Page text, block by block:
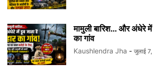
मामुली बारिश… और अंधेरे में
का गांव
Kaushlendra Jha - जुलाई